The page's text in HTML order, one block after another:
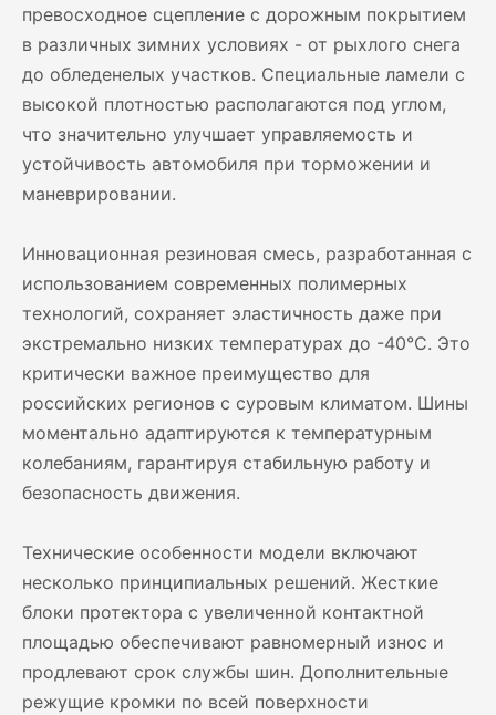
превосходное сцепление с дорожным покрытием
в различных зимних условиях - от рыхлого снега
до обледенелых участков. Специальные ламели с
высокой плотностью располагаются под углом,
что значительно улучшает управляемость и
устойчивость автомобиля при торможении и
маневрировании.
Инновационная резиновая смесь, разработанная с
использованием современных полимерных
технологий, сохраняет эластичность даже при
экстремально низких температурах до -40°C. Это
критически важное преимущество для
российских регионов с суровым климатом. Шины
моментально адаптируются к температурным
колебаниям, гарантируя стабильную работу и
безопасность движения.
Технические особенности модели включают
несколько принципиальных решений. Жесткие
блоки протектора с увеличенной контактной
площадью обеспечивают равномерный износ и
продлевают срок службы шин. Дополнительные
режущие кромки по всей поверхности